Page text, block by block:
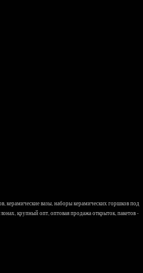
керамические вазы, наборы керамических горшков под
крупный опт, оптовая продажа открыток, пакетов -